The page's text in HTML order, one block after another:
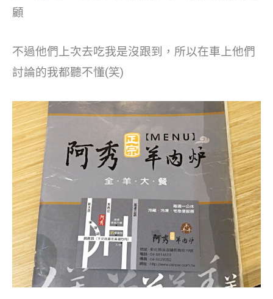
顧
不過他們上次去吃我是沒跟到，所以在車上他們
討論的我都聽不懂(笑)